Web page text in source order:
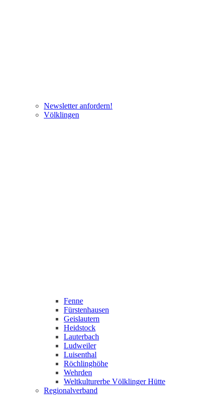
Newsletter anfordern!
Völklingen
Fenne
Fürstenhausen
Geislautern
Heidstock
Lauterbach
Ludweiler
Luisenthal
Röchlinghöhe
Wehrden
Weltkulturerbe Völklinger Hütte
Regionalverband